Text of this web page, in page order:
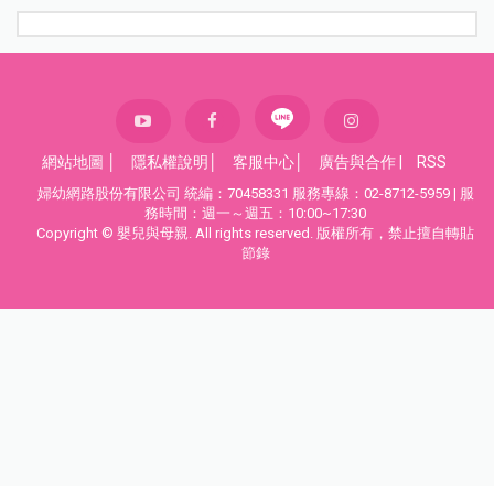
網站地圖 隱私權說明 客服中心 廣告與合作 RSS
婦幼網路股份有限公司 統編：70458331 服務專線：02-8712-5959 | 服
務時間：週一～週五：10:00~17:30
Copyright © 嬰兒與母親. All rights reserved. 版權所有，禁止擅自轉貼
節錄